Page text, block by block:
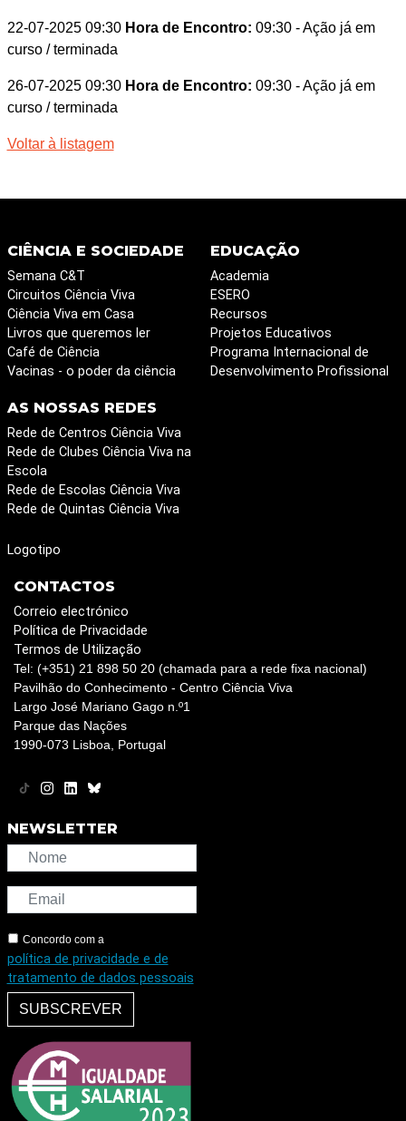
22-07-2025 09:30 Hora de Encontro: 09:30 - Ação já em
curso / terminada
26-07-2025 09:30 Hora de Encontro: 09:30 - Ação já em
curso / terminada
Voltar à listagem
CIÊNCIA E SOCIEDADE
Semana C&T
Circuitos Ciência Viva
Ciência Viva em Casa
Livros que queremos ler
Café de Ciência
Vacinas - o poder da ciência
EDUCAÇÃO
Academia
ESERO
Recursos
Projetos Educativos
Programa Internacional de
Desenvolvimento Profissional
AS NOSSAS REDES
Rede de Centros Ciência Viva
Rede de Clubes Ciência Viva na
Escola
Rede de Escolas Ciência Viva
Rede de Quintas Ciência Viva
Logotipo
CONTACTOS
Correio electrónico
Política de Privacidade
Termos de Utilização
Tel: (+351) 21 898 50 20 (chamada para a rede fixa nacional)
Pavilhão do Conhecimento - Centro Ciência Viva
Largo José Mariano Gago n.º1
Parque das Nações
1990-073 Lisboa, Portugal
NEWSLETTER
Concordo com a
política de privacidade e de
tratamento de dados pessoais
SUBSCREVER